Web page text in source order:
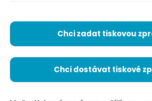
Chci zadat tiskovou
Chci dostávat tiskové